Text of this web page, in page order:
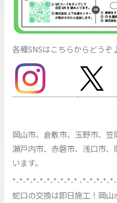
各種SNSはこちらからどうぞ
岡山市、倉敷市、玉野市、
瀬戸内市、赤磐市、浅口市、
います。
*-*-*-*-*-*-*-*-*-* -*-*-*-*-
蛇口の交換は即日施工！岡山